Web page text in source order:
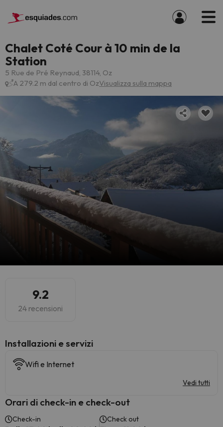
Chalet Coté Cour à 10 min de la
Station
5 Rue de Pré Reynaud, 38114, Oz
A 279.2 m dal centro di OzVisualizza sulla mappa
9.2
24 recensioni
Installazioni e servizi
Wifi e Internet
Vedi tutti
Orari di check-in e check-out
Check-in Check out